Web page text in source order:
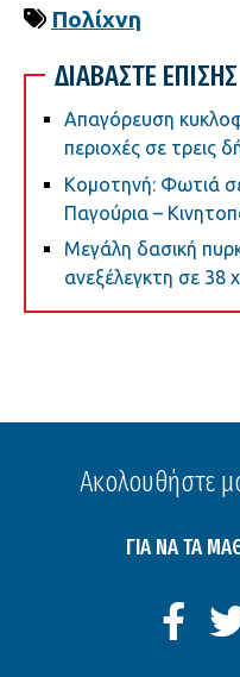
Πολίχνη
ΔΙΑΒΑΣΤΕ ΕΠΙΣΗΣ
Απαγόρευση
περιοχές σε τρεις
Κομοτηνή: Φωτιά
Παγούρια –
Μεγάλη δασική
ανεξέλεγκτη σε 38
Ακολουθήστε
ΓΙΑ ΝΑ ΤΑ